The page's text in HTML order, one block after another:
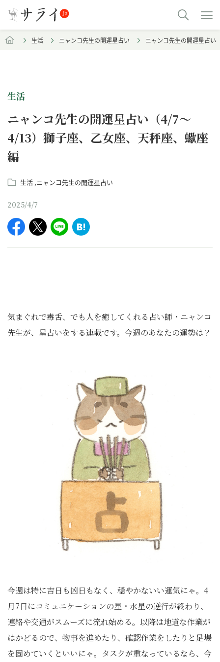
生活 ニャンコ先生の開運星占い ニャンコ先生の開運星占
生活
ニャンコ先生の開運星占い（4/7～
4/13）獅子座、乙女座、天秤座、蠍座
編
生活 ニャンコ先生の開運星占い
2025/4/7
気まぐれで毒舌、でも人を癒してくれる占い師・ニャンコ
先生が、星占いをする連載です。今週のあなたの運勢は？
今週は特に吉日も凶日もなく、穏やかないい運気にゃ。4
月7日にコミュニケーションの星・水星の逆行が終わり、
連絡や交通がスムーズに流れ始める。以降は地道な作業が
はかどるので、物事を進めたり、確認作業をしたりと足場
を固めていくといいにゃ。タスクが重なっているなら、今